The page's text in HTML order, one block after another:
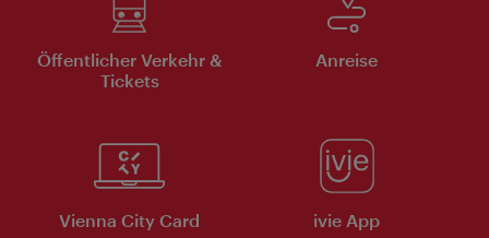
Öffentlicher Verkehr &
Tickets
Anreise
Vienna City Card ivie App